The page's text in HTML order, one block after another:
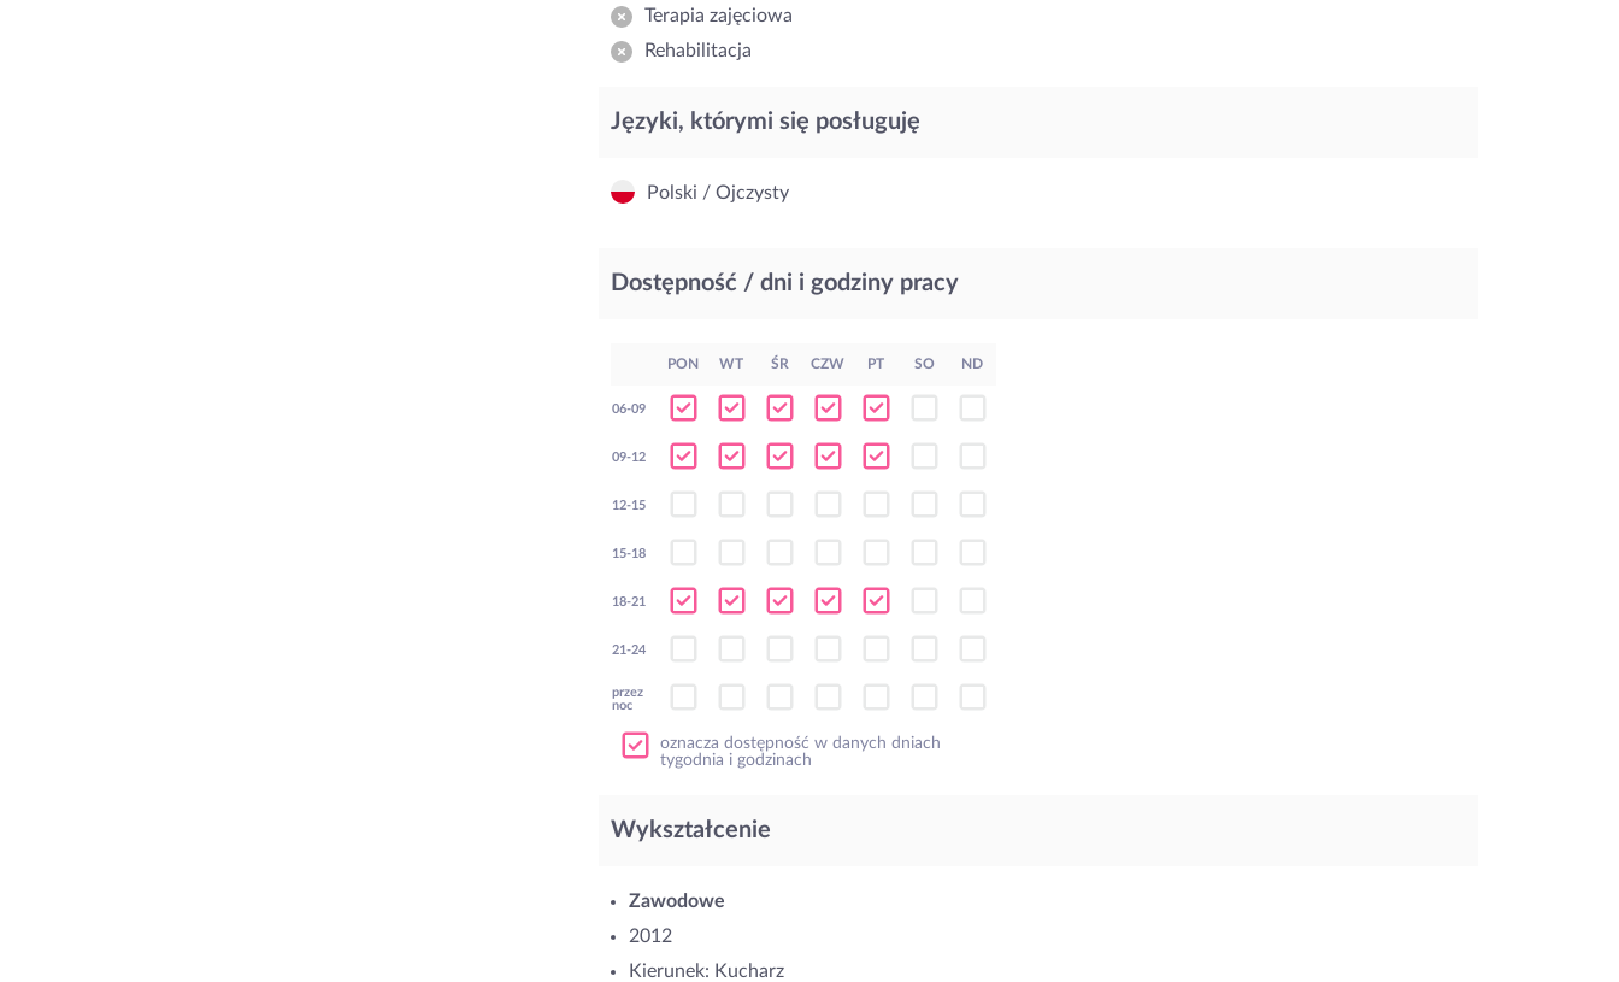
Terapia zajęciowa
Rehabilitacja
Języki, którymi się posługuję
Polski / Ojczysty
Dostępność / dni i godziny pracy
PON WT ŚR CZW PT SO ND
06-09
09-12
12-15
15-18
18-21
21-24
przez
noc
oznacza dostępność w danych dniach
tygodnia i godzinach
Wykształcenie
Zawodowe
2012
Kierunek: Kucharz